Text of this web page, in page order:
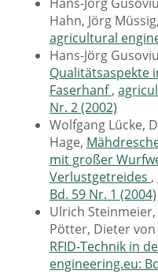
Hans-Jörg
Hahn, Jörg Müssig,
agricultural
Hans-Jörg
Qualitätsaspekte
Faserhanf,
Nr. 2 (2002)
Wolfgang Lücke,
Hage,
mit großer
Verlustgetreides ,
Bd. 59 Nr. 1 (2004)
Ulrich
Pötter, Dieter
RFID-Technik in
engineering.eu: